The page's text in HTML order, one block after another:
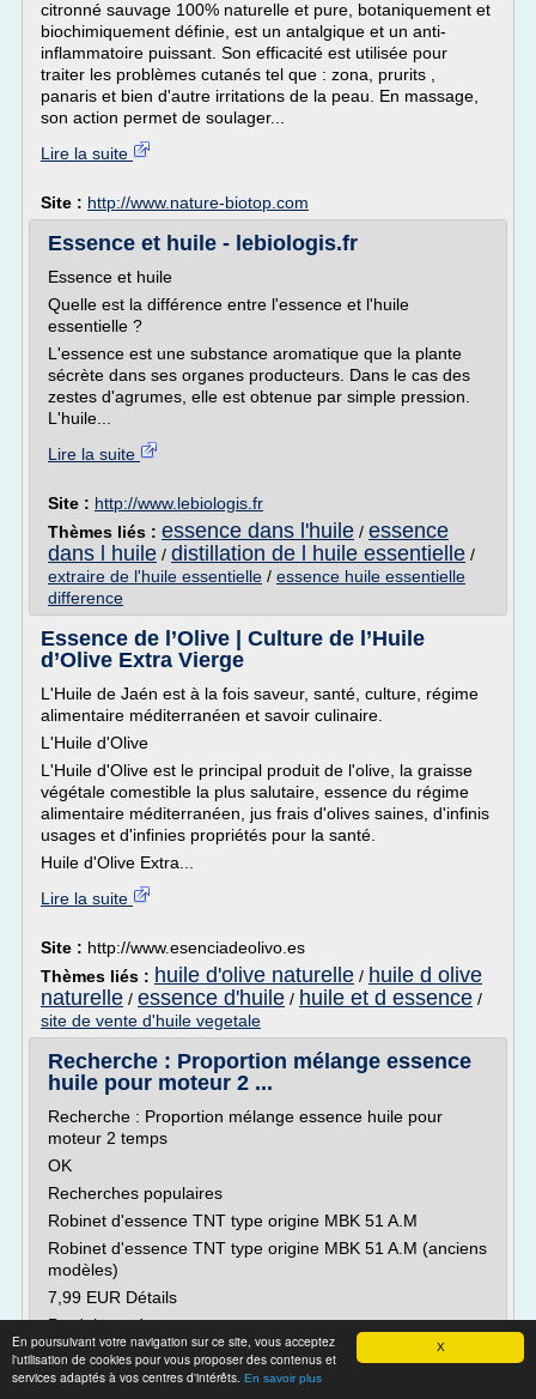
X
En poursuivant votre navigation sur ce site, vous acceptez
l'utilisation de cookies pour vous proposer des contenus et
services adaptés à vos centres d'intérêts. En savoir plus
citronné sauvage 100% naturelle et pure, botaniquement et
biochimiquement définie, est un antalgique et un anti-
inflammatoire puissant. Son efficacité est utilisée pour
traiter les problèmes cutanés tel que : zona, prurits ,
panaris et bien d'autre irritations de la peau. En massage,
son action permet de soulager...
Lire la suite
Site : http://www.nature-biotop.com
Essence et huile - lebiologis.fr
Essence et huile
Quelle est la différence entre l'essence et l'huile
essentielle ?
L'essence est une substance aromatique que la plante
sécrète dans ses organes producteurs. Dans le cas des
zestes d'agrumes, elle est obtenue par simple pression.
L'huile...
Lire la suite
Site : http://www.lebiologis.fr
Thèmes liés : essence dans l'huile / essence
dans l huile / distillation de l huile essentielle /
extraire de l'huile essentielle / essence huile essentielle
difference
Essence de l’Olive | Culture de l’Huile
d’Olive Extra Vierge
L'Huile de Jaén est à la fois saveur, santé, culture, régime
alimentaire méditerranéen et savoir culinaire.
L'Huile d'Olive
L'Huile d'Olive est le principal produit de l'olive, la graisse
végétale comestible la plus salutaire, essence du régime
alimentaire méditerranéen, jus frais d'olives saines, d'infinis
usages et d'infinies propriétés pour la santé.
Huile d'Olive Extra...
Lire la suite
Site : http://www.esenciadeolivo.es
Thèmes liés : huile d'olive naturelle / huile d olive
naturelle / essence d'huile / huile et d essence /
site de vente d'huile vegetale
Recherche : Proportion mélange essence
huile pour moteur 2 ...
Recherche : Proportion mélange essence huile pour
moteur 2 temps
OK
Recherches populaires
Robinet d'essence TNT type origine MBK 51 A.M
Robinet d'essence TNT type origine MBK 51 A.M (anciens
modèles)
7,99 EUR Détails
Produit vendu sur...
Lire la suite